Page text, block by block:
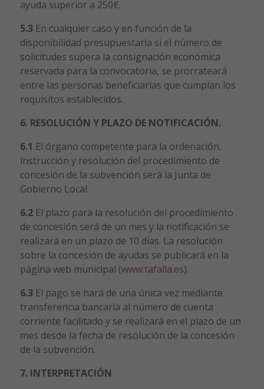
ayuda superior a 250€.
5.3 En cualquier caso y en función de la
disponibilidad presupuestaria si el número de
solicitudes supera la consignación económica
reservada para la convocatoria, se prorrateará
entre las personas beneficiarias que cumplan los
requisitos establecidos.
6. RESOLUCIÓN Y PLAZO DE NOTIFICACIÓN.
6.1 El órgano competente para la ordenación,
instrucción y resolución del procedimiento de
concesión de la subvención será la Junta de
Gobierno Local.
6.2El plazo para la resolución del procedimiento
de concesión será de un mes y la notificación se
realizará en un plazo de 10 días. La resolución
sobre la concesión de ayudas se publicará en la
página web municipal (www.tafalla.es).
6.3 El pago se hará de una única vez mediante
transferencia bancaria al número de cuenta
corriente facilitado y se realizará en el plazo de un
mes desde la fecha de resolución de la concesión
de la subvención.
7. INTERPRETACIÓN